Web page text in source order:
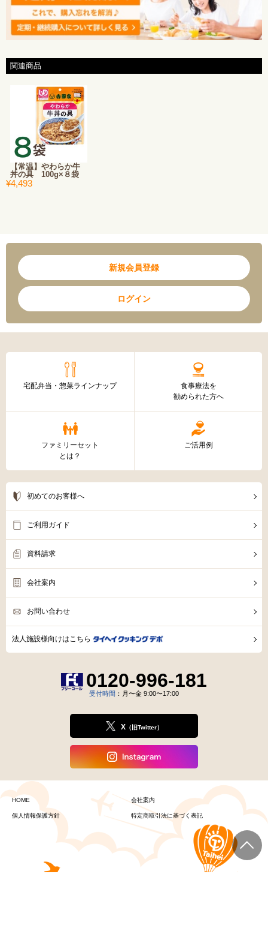
関連商品
【常温】やわらか牛
丼の具 100g×８袋
¥4,493
新規会員登録
ログイン
宅配弁当・惣菜ラインナップ
食事療法を
勧められた方へ
ファミリーセット
とは？
ご活用例
初めてのお客様へ
ご利用ガイド
資料請求
会社案内
お問い合わせ
法人施設様向けはこちら
0120-996-181
受付時間 ：月〜金 9:00〜17:00
X （旧Twitter）
HOME 会社案内
個人情報保護方針 特定商取引法に基づく表記